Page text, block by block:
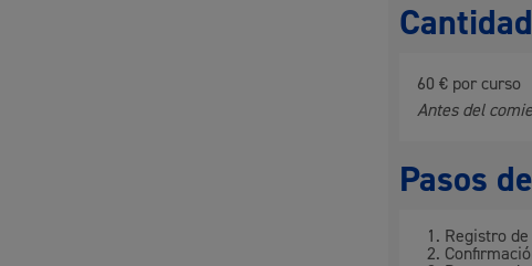
Participación ciudadana y asociacionismo
60 € por curso
Antes del
Pasos
Registro